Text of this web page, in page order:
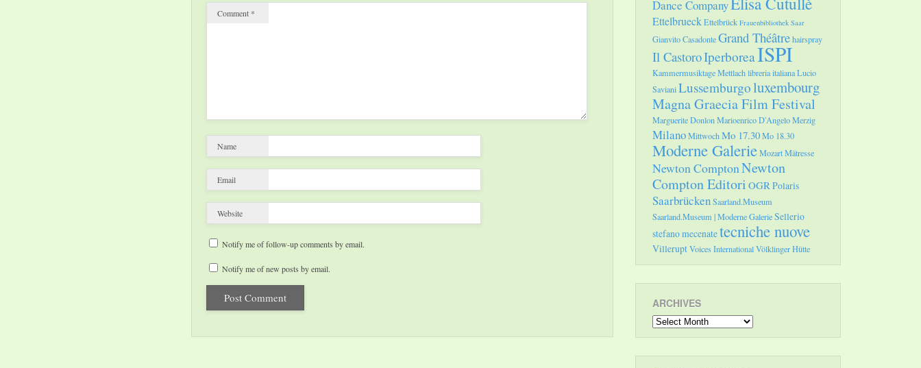
Comment *
Name
Email
Website
Notify me of follow-up comments by email.
Notify me of new posts by email.
Dance Company
EttelbrueckEttelbrück Frauenbibliothek Saar
Gianvito CasadonteGrand Théâtrehairspray
Il CastoroIperboreaISPI
Kammermusiktage Mettlachlibreria italianaLucio
SavianiLussemburgoluxembourg
Magna Graecia Film Festival
Marguerite DonlonMarioenrico D'AngeloMerzig
MilanoMittwochMo 17.30Mo 18.30
Moderne GalerieMozartMätresse
Newton ComptonNewton
Compton Editori OGRPolaris
SaarbrückenSaarland.Museum
Saarland.Museum | Moderne GalerieSellerio
stefano mecenatetecniche nuove
VilleruptVoices InternationalVölklinger Hütte
ARCHIVES
Archives